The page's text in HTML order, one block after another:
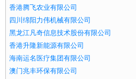
香港腾飞农业有限公司
四川绵阳力伟机械有限公司
黑龙江凡奇信息技术股份有限公司
香港升隆新能源有限公司
海南运名医疗集团有限公司
澳门兆丰环保有限公司